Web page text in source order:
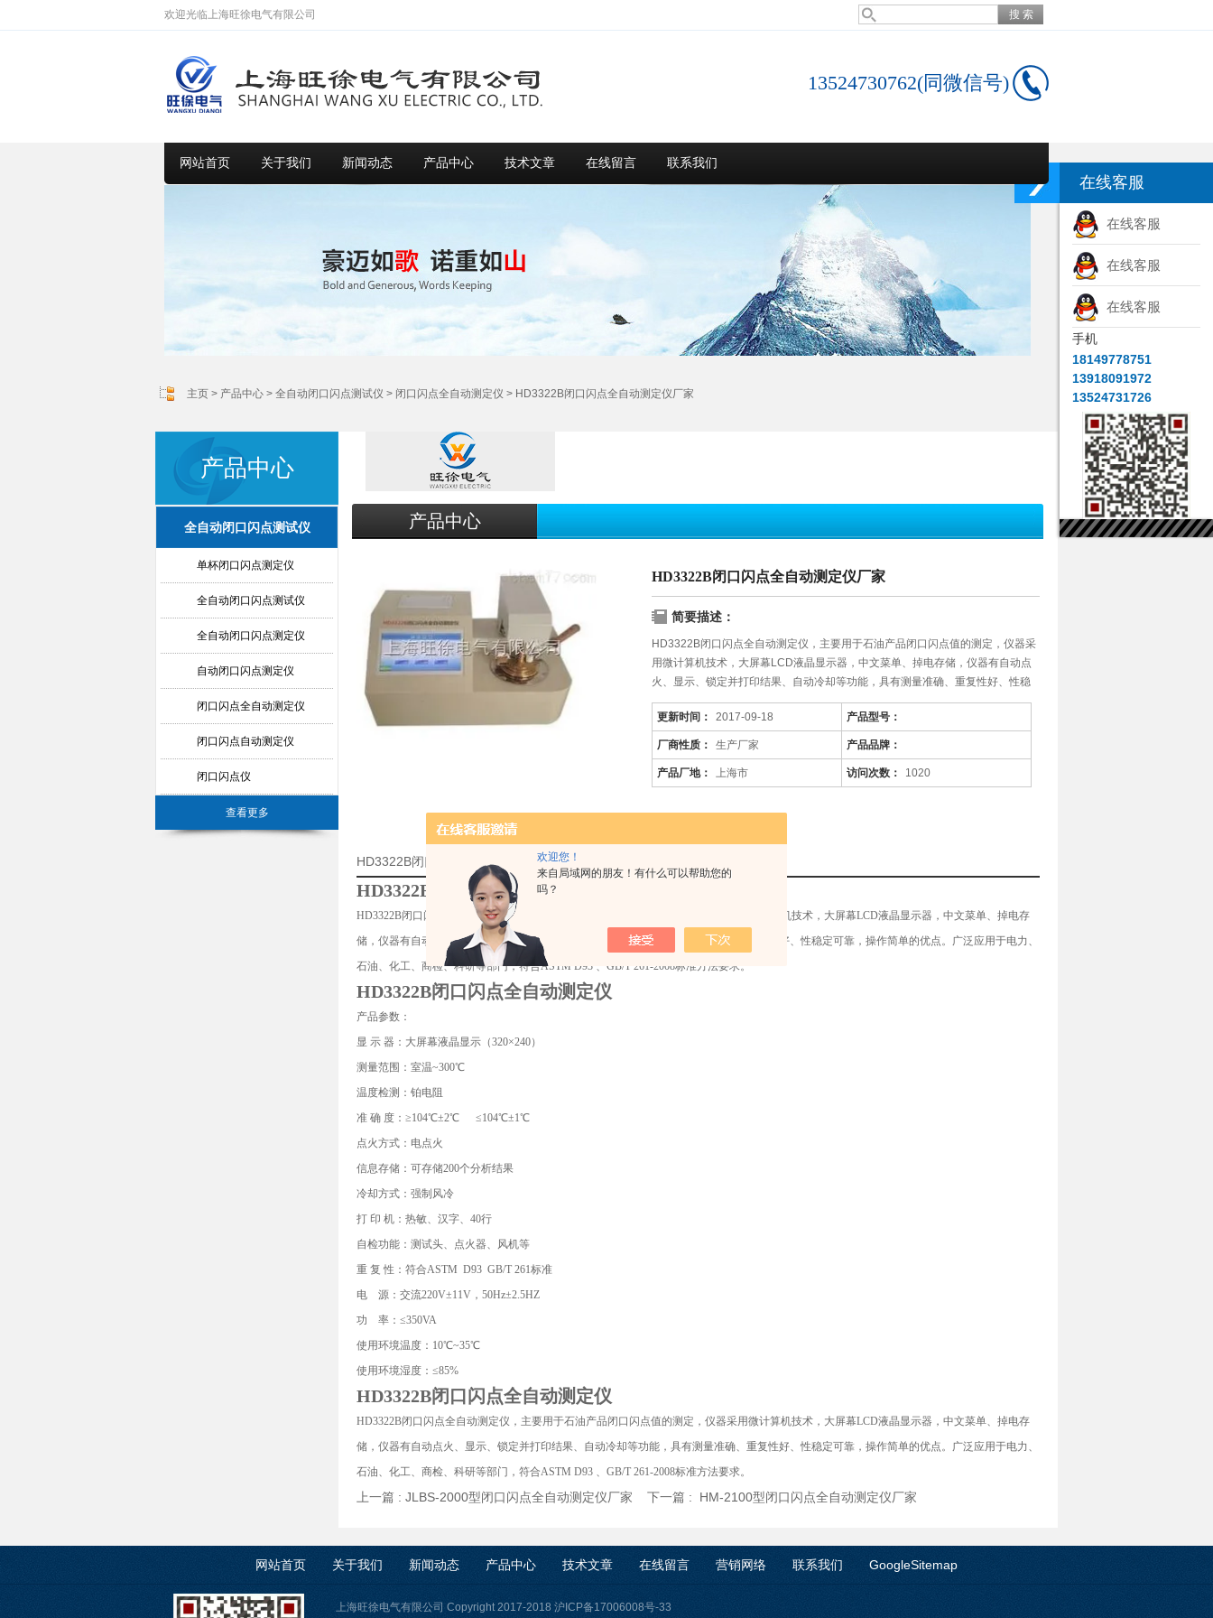
欢迎您！
来自局域网的朋友！有什么可以帮助您的
吗？
欢迎光临上海旺徐电气有限公司
13524730762(同微信号)
网站首页 关于我们 新闻动态 产品中心 技术文章 在线留言 联系我们
主页 > 产品中心 > 全自动闭口闪点测试仪 > 闭口闪点全自动测定仪 > HD3322B闭口闪点全自动测定仪厂家
产品中心
全自动闭口闪点测试仪
单杯闭口闪点测定仪
全自动闭口闪点测试仪
全自动闭口闪点测定仪
自动闭口闪点测定仪
闭口闪点全自动测定仪
闭口闪点自动测定仪
闭口闪点仪
查看更多
产品中心
HD3322B闭口闪点全自动测定仪厂家
简要描述：
HD3322B闭口闪点全自动测定仪，主要用于石油产品闭口闪点值的测定，仪器采
用微计算机技术，大屏幕LCD液晶显示器，中文菜单、掉电存储，仪器有自动点
火、显示、锁定并打印结果、自动冷却等功能，具有测量准确、重复性好、性稳
更新时间： 2017-09-18 产品型号：
厂商性质： 生产厂家 产品品牌：
产品厂地： 上海市 访问次数： 1020
HD3322B闭口闪点全自动测定仪厂家的详细资料：
HD3322B闭口闪点全自动测定仪
HD3322B闭口闪点全自动测定仪，主要用于石油产品闭口闪点值的测定，仪器采用微计算机技术，大屏幕LCD液晶显示器，中文菜单、掉电存
储，仪器有自动点火、显示、锁定并打印结果、自动冷却等功能，具有测量准确、重复性好、性稳定可靠，操作简单的优点。广泛应用于电力、
石油、化工、商检、科研等部门，符合ASTM D93 、GB/T 261-2008标准方法要求。
HD3322B闭口闪点全自动测定仪
产品参数：
显 示 器：大屏幕液晶显示（320×240）
测量范围：室温~300℃
温度检测：铂电阻
准 确 度：≥104℃±2℃ ≤104℃±1℃
点火方式：电点火
信息存储：可存储200个分析结果
冷却方式：强制风冷
打 印 机：热敏、汉字、40行
自检功能：测试头、点火器、风机等
重 复 性：符合ASTM D93 GB/T 261标准
电 源：交流220V±11V，50Hz±2.5HZ
功 率：≤350VA
使用环境温度：10℃~35℃
使用环境湿度：≤85%
HD3322B闭口闪点全自动测定仪
HD3322B闭口闪点全自动测定仪，主要用于石油产品闭口闪点值的测定，仪器采用微计算机技术，大屏幕LCD液晶显示器，中文菜单、掉电存
储，仪器有自动点火、显示、锁定并打印结果、自动冷却等功能，具有测量准确、重复性好、性稳定可靠，操作简单的优点。广泛应用于电力、
石油、化工、商检、科研等部门，符合ASTM D93 、GB/T 261-2008标准方法要求。
上一篇 : JLBS-2000型闭口闪点全自动测定仪厂家 下一篇 : HM-2100型闭口闪点全自动测定仪厂家
网站首页 关于我们 新闻动态 产品中心 技术文章 在线留言 营销网络 联系我们 GoogleSitemap
上海旺徐电气有限公司 Copyright 2017-2018 沪ICP备17006008号-33
在线客服
在线客服
在线客服
在线客服
手机
18149778751
13918091972
13524731726